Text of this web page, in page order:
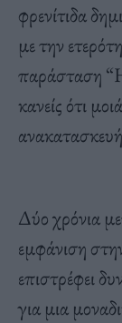
φρενίτιδα
με την
παράσταση
κανείς ότι
Δύο χρόνια
εμφάνιση
επιστρέφει
για μια